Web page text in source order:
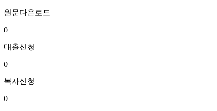
원문다운로드
0
대출신청
0
복사신청
0